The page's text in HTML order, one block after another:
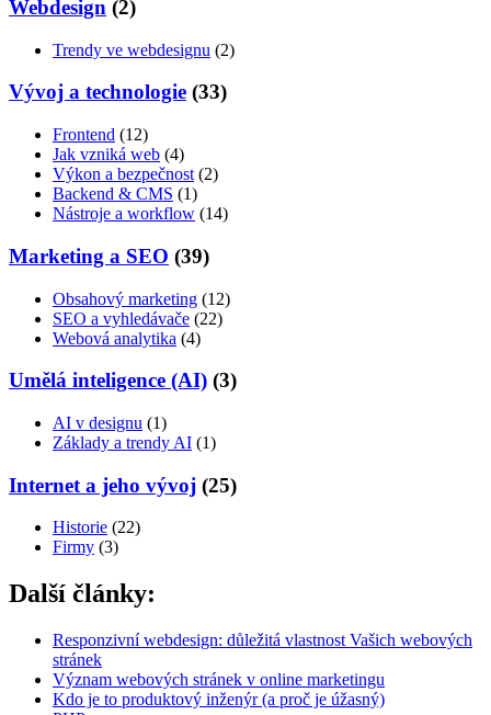
Webdesign (2)
Trendy ve webdesignu (2)
Vývoj a technologie (33)
Frontend (12)
Jak vzniká web (4)
Výkon a bezpečnost (2)
Backend & CMS (1)
Nástroje a workflow (14)
Marketing a SEO (39)
Obsahový marketing (12)
SEO a vyhledávače (22)
Webová analytika (4)
Umělá inteligence (AI) (3)
AI v designu (1)
Základy a trendy AI (1)
Internet a jeho vývoj (25)
Historie (22)
Firmy (3)
Další články:
Responzivní webdesign: důležitá vlastnost Vašich webových
stránek
Význam webových stránek v online marketingu
Kdo je to produktový inženýr (a proč je úžasný)